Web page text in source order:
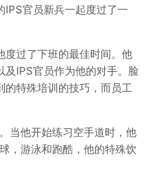
IPS官员新兵一起度过了一
度过了下班的最佳时间。他
IPS官员作为他的对手。脸
的特殊培训的技巧，而员工
当他开始练习空手道时，他
，游泳和跑酷，他的特殊饮